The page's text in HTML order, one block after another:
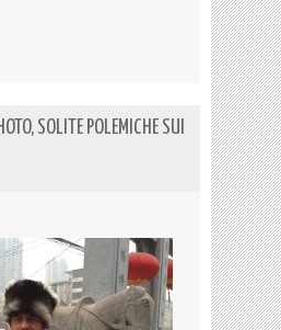
SOLITE POLEMICHE SUI